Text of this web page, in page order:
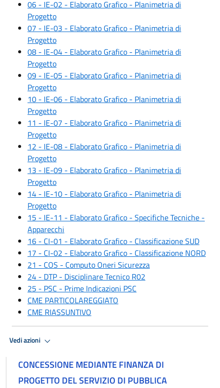
06 - IE-02 - Elaborato Grafico - Planimetria di
Progetto
07 - IE-03 - Elaborato Grafico - Planimetria di
Progetto
08 - IE-04 - Elaborato Grafico - Planimetria di
Progetto
09 - IE-05 - Elaborato Grafico - Planimetria di
Progetto
10 - IE-06 - Elaborato Grafico - Planimetria di
Progetto
11 - IE-07 - Elaborato Grafico - Planimetria di
Progetto
12 - IE-08 - Elaborato Grafico - Planimetria di
Progetto
13 - IE-09 - Elaborato Grafico - Planimetria di
Progetto
14 - IE-10 - Elaborato Grafico - Planimetria di
Progetto
15 - IE-11 - Elaborato Grafico - Specifiche Tecniche -
Apparecchi
16 - CI-01 - Elaborato Grafico - Classificazione SUD
17 - CI-02 - Elaborato Grafico - Classificazione NORD
21 - COS - Computo Oneri Sicurezza
24 - DTP - Disciplinare Tecnico R02
25 - PSC - Prime Indicazioni PSC
CME PARTICOLAREGGIATO
CME RIASSUNTIVO
Vedi azioni
CONCESSIONE MEDIANTE FINANZA DI
PROGETTO DEL SERVIZIO DI PUBBLICA